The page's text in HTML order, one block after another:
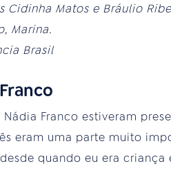
Cidinha Matos e Bráulio
Marina.
Brasil
Franco estiveram
eram uma parte muito
quando eu era criança